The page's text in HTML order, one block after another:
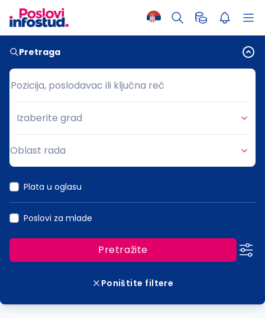
Pretraga
Pozicija, poslodavac ili ključna reč
Pozicija, poslodavac ili ključna reč
Grad
Izaberite grad
Oblast rada
Plata u oglasu
Poslovi za mlade
Pretražite
Poništite filtere